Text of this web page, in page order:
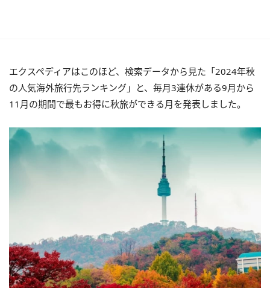
エクスペディアはこのほど、検索データから見た「2024年秋
の人気海外旅行先ランキング」と、毎月3連休がある9月から
11月の期間で最もお得に秋旅ができる月を発表しました。